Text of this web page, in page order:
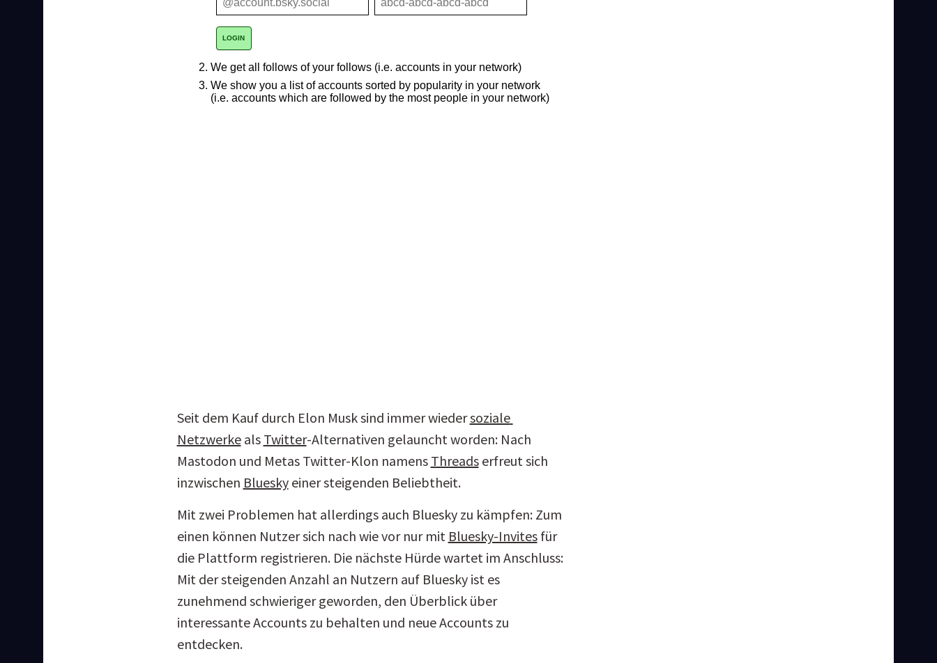
Seit dem Kauf durch Elon Musk sind immer wieder soziale
Netzwerke als Twitter-Alternativen gelauncht worden: Nach
Mastodon und Metas Twitter-Klon namens Threads erfreut sich
inzwischen Bluesky einer steigenden Beliebtheit.
Mit zwei Problemen hat allerdings auch Bluesky zu kämpfen: Zum
einen können Nutzer sich nach wie vor nur mit Bluesky-Invites für
die Plattform registrieren. Die nächste Hürde wartet im Anschluss:
Mit der steigenden Anzahl an Nutzern auf Bluesky ist es
zunehmend schwieriger geworden, den Überblick über
interessante Accounts zu behalten und neue Accounts zu
entdecken.